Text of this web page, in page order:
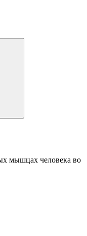
мышцах человека во